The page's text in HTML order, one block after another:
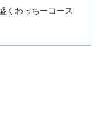
くわっちーコース